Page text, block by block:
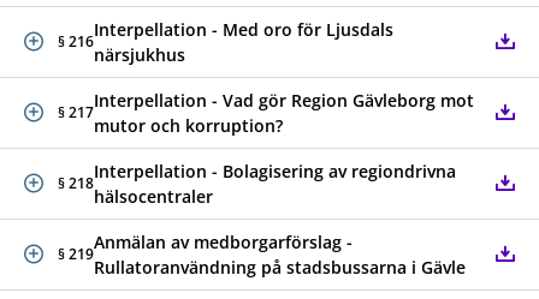
§ 216
Interpellation - Med oro för Ljusdals
närsjukhus
§ 217
Interpellation - Vad gör Region Gävleborg mot
mutor och korruption?
§ 218
Interpellation - Bolagisering av regiondrivna
hälsocentraler
§ 219
Anmälan av medborgarförslag -
Rullatoranvändning på stadsbussarna i Gävle